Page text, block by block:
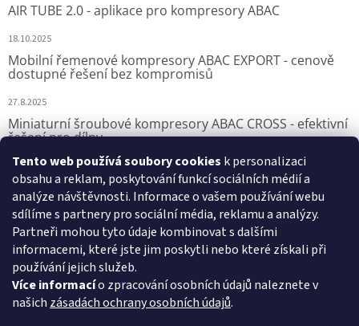
Tento web používá soubory cookies k personalizaci
obsahu a reklam, poskytování funkcí sociálních médií a
analýze návštěvnosti. Informace o vašem používání webu
sdílíme s partnery pro sociální média, reklamu a analýzy.
Partneři mohou tyto údaje kombinovat s dalšími
informacemi, které jste jim poskytli nebo které získali při
používání jejich služeb.
Více informacío zpracování osobních údajů naleznete v
našich zásadách ochrany osobních údajů.
AIR TUBE 2.0 - aplikace pro kompresory ABAC
18.10.2025
Mobilní řemenové kompresory ABAC EXPORT - cenově
dostupné řešení bez kompromisů
27.8.2025
Miniaturní šroubové kompresory ABAC CROSS - efektivní
řešení pro dílny
7.8.2025
Přijímáme online platby